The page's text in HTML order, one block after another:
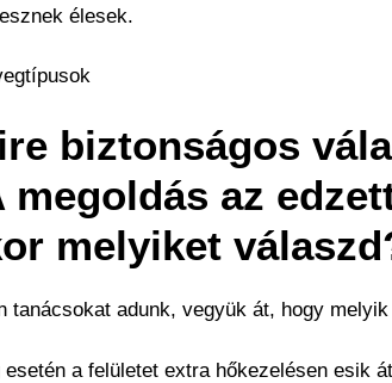
élesek.
biztonságos
megoldás az
melyiket
tanácsokat adunk, vegyük át, hogy
a felületet extra hőkezelésen esik